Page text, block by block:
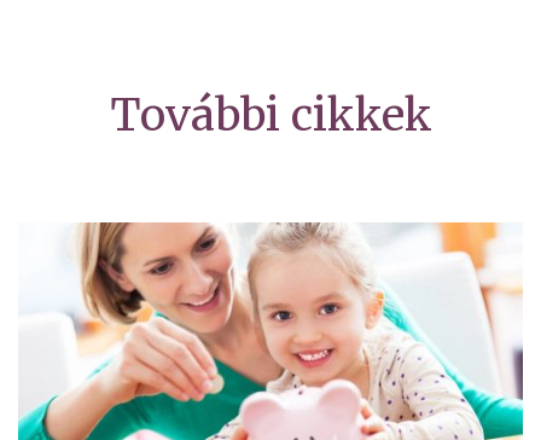
További cikkek